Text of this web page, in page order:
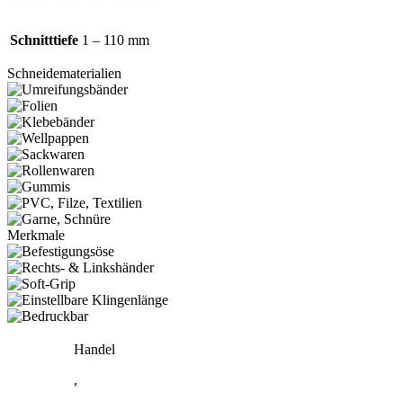
Schnitttiefe 1 – 110 mm
Schneidematerialien
Merkmale
Handel
,